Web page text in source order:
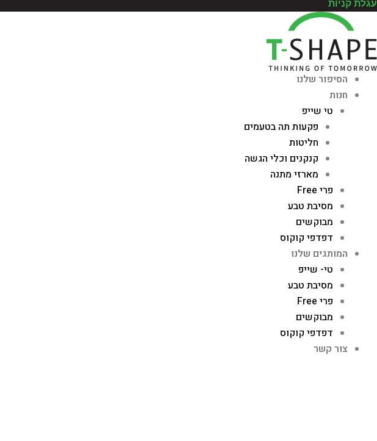
עגלת קניות
הסיפור שלנו
חנות
טי שייפ
פקעות תה בטעמים
חליטות
קנקנים וכלי הגשה
מארזי מתנה
פרי Free
מסיבת טבע
מבוקשים
דפדפי קוקוס
המותגים שלנו
טי- שייפ
מסיבת טבע
פרי Free
מבוקשים
דפדפי קוקוס
צור קשר